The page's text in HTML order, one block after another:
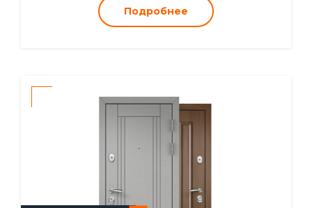
Подробнее